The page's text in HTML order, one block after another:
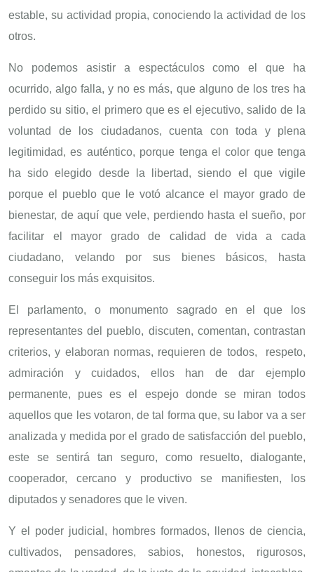
estable, su actividad propia, conociendo la actividad de los
otros.
No podemos asistir a espectáculos como el que ha
ocurrido, algo falla, y no es más, que alguno de los tres ha
perdido su sitio, el primero que es el ejecutivo, salido de la
voluntad de los ciudadanos, cuenta con toda y plena
legitimidad, es auténtico, porque tenga el color que tenga
ha sido elegido desde la libertad, siendo el que vigile
porque el pueblo que le votó alcance el mayor grado de
bienestar, de aquí que vele, perdiendo hasta el sueño, por
facilitar el mayor grado de calidad de vida a cada
ciudadano, velando por sus bienes básicos, hasta
conseguir los más exquisitos.
El parlamento, o monumento sagrado en el que los
representantes del pueblo, discuten, comentan, contrastan
criterios, y elaboran normas, requieren de todos, respeto,
admiración y cuidados, ellos han de dar ejemplo
permanente, pues es el espejo donde se miran todos
aquellos que les votaron, de tal forma que, su labor va a ser
analizada y medida por el grado de satisfacción del pueblo,
este se sentirá tan seguro, como resuelto, dialogante,
cooperador, cercano y productivo se manifiesten, los
diputados y senadores que le viven.
Y el poder judicial, hombres formados, llenos de ciencia,
cultivados, pensadores, sabios, honestos, rigurosos,